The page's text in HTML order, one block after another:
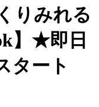
りみれる
】★即日
タート